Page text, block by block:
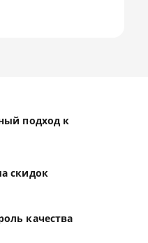
подход к
скидок
качества